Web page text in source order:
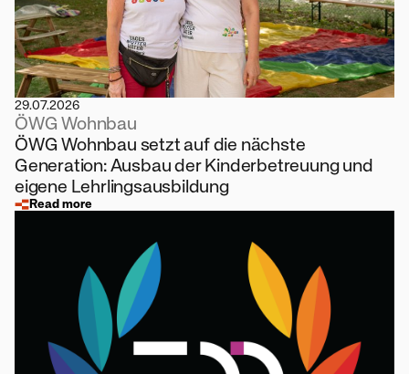
29.07.2026
ÖWG Wohnbau
ÖWG Wohnbau setzt auf die nächste
Generation: Ausbau der Kinderbetreuung und
eigene Lehrlingsausbildung
Read more